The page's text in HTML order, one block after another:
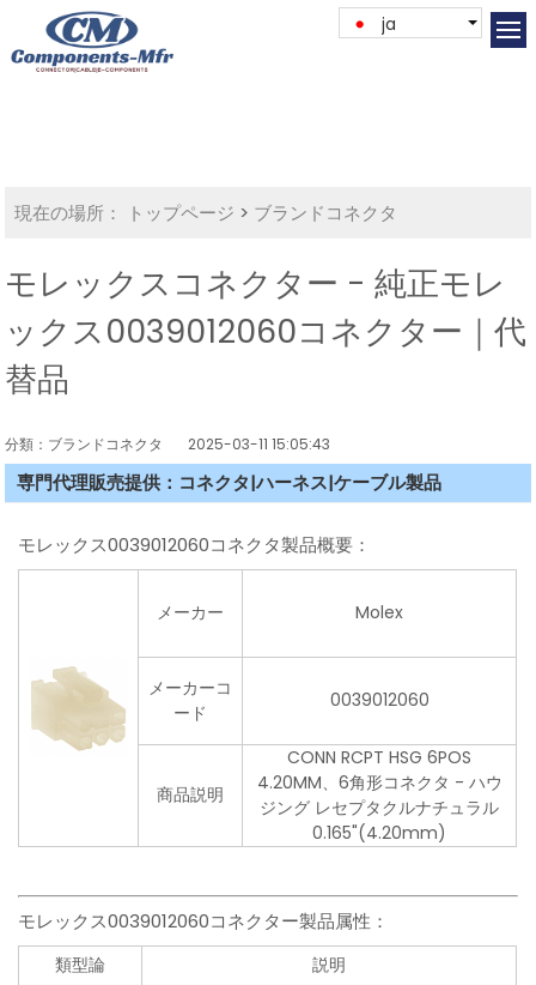
ja
現在の場所： トップページ > ブランドコネクタ
モレックスコネクター - 純正モレ
ックス0039012060コネクター｜代
替品
分類：ブランドコネクタ 2025-03-11 15:05:43
専門代理販売提供：コネクタ|ハーネス|ケーブル製品
モレックス0039012060コネクタ製品概要：
メーカー Molex
メーカーコ
ード
0039012060
商品説明
CONN RCPT HSG 6POS
4.20MM、6角形コネクタ - ハウ
ジング レセプタクルナチュラル
0.165"(4.20mm)
モレックス0039012060コネクター製品属性：
類型論 説明